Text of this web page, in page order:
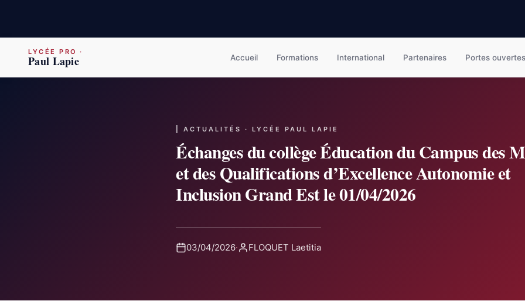
LYCÉE PRO ·
Paul Lapie Accueil Formations International Partenaires Portes
ACTUALITÉS · LYCÉE PAUL LAPIE
Échanges du collège Éducation du Campus des
et des Qualifications d’Excellence Autonomie et
Inclusion Grand Est le 01/04/2026
03/04/2026· FLOQUET Laetitia